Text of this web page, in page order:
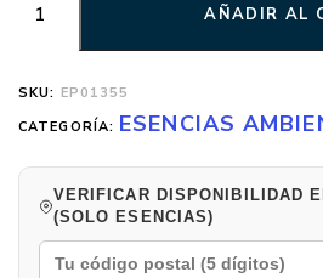
AÑADIR AL
SKU: EP01355
CATEGORÍA: ESENCIAS
VERIFICAR DISPONIBILIDAD
(SOLO ESENCIAS)